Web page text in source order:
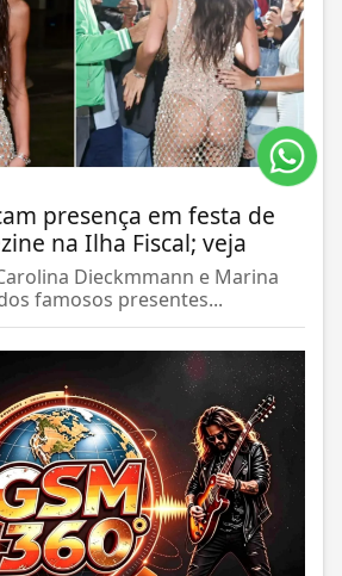
presença em festa de
na Ilha Fiscal; veja
Dieckmmann e Marina
famosos presentes...